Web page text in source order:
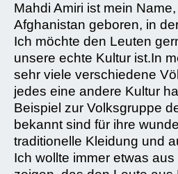
Mahdi Amiri ist mein
Afghanistan geboren, in
Ich möchte den Leuten
unsere echte Kultur ist.In
sehr viele verschiedene
jedes eine andere Kultur
Beispiel zur Volksgruppe
bekannt sind für ihre
traditionelle Kleidung und
Ich wollte immer etwas